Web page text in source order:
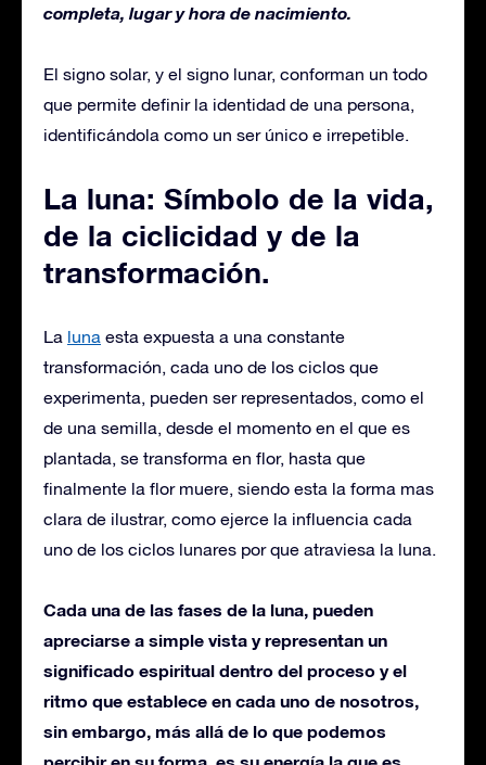
completa, lugar y hora de nacimiento.
El signo solar, y el signo lunar, conforman un todo
que permite definir la identidad de una persona,
identificándola como un ser único e irrepetible.
La luna: Símbolo de la vida,
de la ciclicidad y de la
transformación.
La luna esta expuesta a una constante
transformación, cada uno de los ciclos que
experimenta, pueden ser representados, como el
de una semilla, desde el momento en el que es
plantada, se transforma en flor, hasta que
finalmente la flor muere, siendo esta la forma mas
clara de ilustrar, como ejerce la influencia cada
uno de los ciclos lunares por que atraviesa la luna.
Cada una de las fases de la luna, pueden
apreciarse a simple vista y representan un
significado espiritual dentro del proceso y el
ritmo que establece en cada uno de nosotros,
sin embargo, más allá de lo que podemos